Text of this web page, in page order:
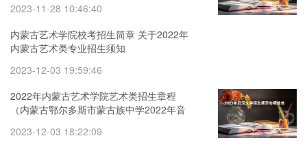
2023-11-28 10:46:40
内蒙古艺术学院校考招生简章 关于2022年
内蒙古艺术类专业招生须知
2023-12-03 19:59:46
2022年内蒙古艺术学院艺术类招生章程
（内蒙古鄂尔多斯市蒙古族中学2022年音
2023-12-03 18:22:09